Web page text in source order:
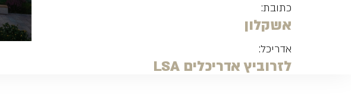
כתובת:
אשקלון
אדריכל:
לזרוביץ אדריכלים LSA